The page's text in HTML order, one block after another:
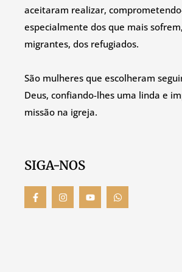
aceitaram realizar,
especialmente dos que mais
migrantes, dos refugiados.
São mulheres que escolheram
Deus, confiando-lhes uma linda e
missão na igreja.
SIGA-NOS